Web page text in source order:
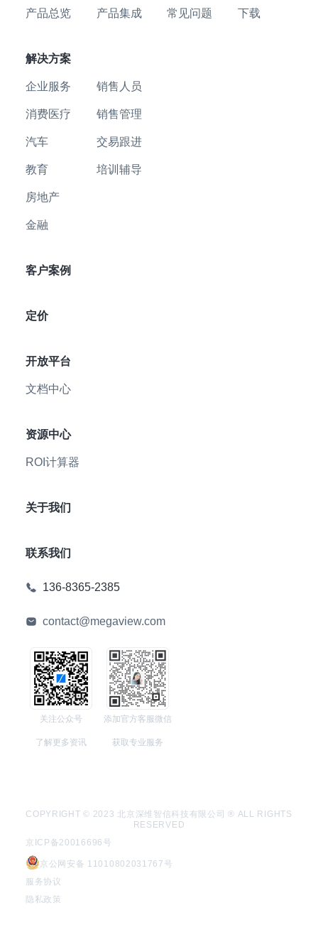
产品总览 产品集成 常见问题 下载
解决方案
企业服务
消费医疗
汽车
教育
房地产
金融
销售人员
销售管理
交易跟进
培训辅导
客户案例
定价
开放平台
文档中心
资源中心
ROI计算器
关于我们
联系我们
136-8365-2385
contact@megaview.com
关注公众号
了解更多资讯
添加官方客服微信
获取专业服务
COPYRIGHT © 2023 北京深维智信科技有限公司 ® ALL RIGHTS
RESERVED
京ICP备20016696号
京公网安备 11010802031767号
服务协议
隐私政策